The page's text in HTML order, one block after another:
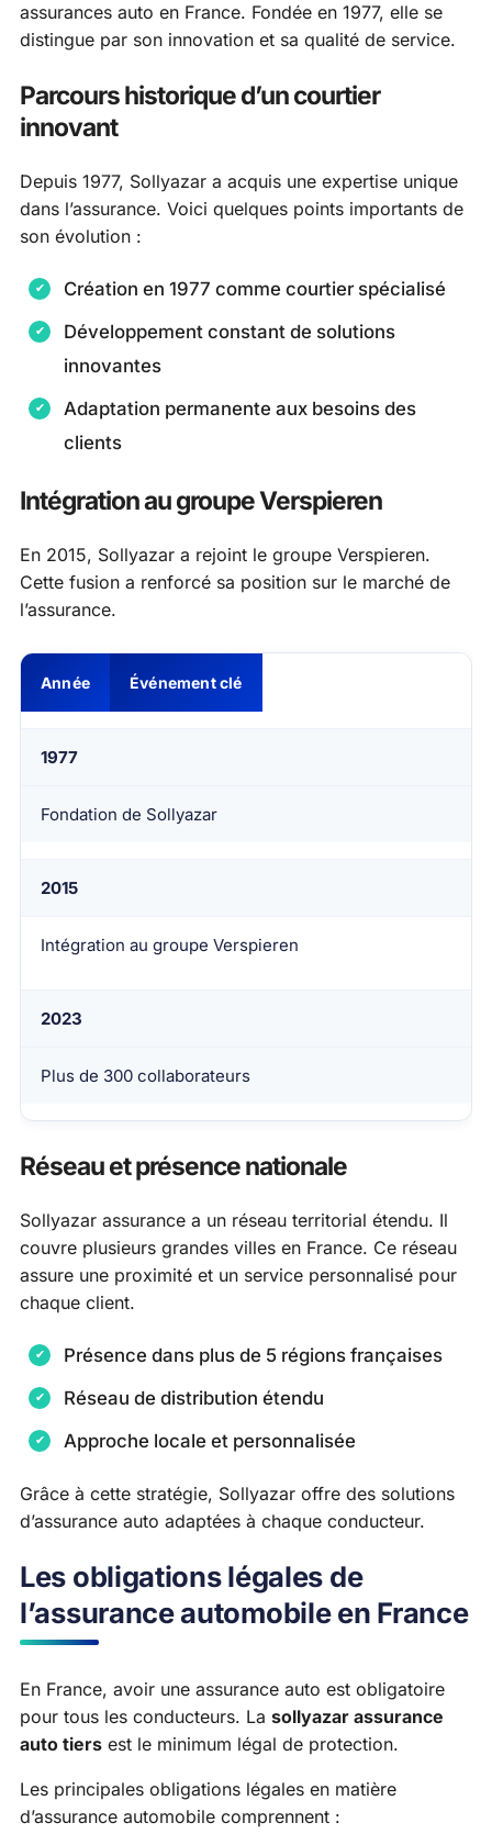
assurances auto en France. Fondée en 1977, elle se
distingue par son innovation et sa qualité de service.
Parcours historique d’un courtier
innovant
Depuis 1977, Sollyazar a acquis une expertise unique
dans l’assurance. Voici quelques points importants de
son évolution :
Création en 1977 comme courtier spécialisé
Développement constant de solutions
innovantes
Adaptation permanente aux besoins des
clients
Intégration au groupe Verspieren
En 2015, Sollyazar a rejoint le groupe Verspieren.
Cette fusion a renforcé sa position sur le marché de
l’assurance.
Année Événement clé
1977
Fondation de Sollyazar
2015
Intégration au groupe Verspieren
2023
Plus de 300 collaborateurs
Réseau et présence nationale
Sollyazar assurance a un réseau territorial étendu. Il
couvre plusieurs grandes villes en France. Ce réseau
assure une proximité et un service personnalisé pour
chaque client.
Présence dans plus de 5 régions françaises
Réseau de distribution étendu
Approche locale et personnalisée
Grâce à cette stratégie, Sollyazar offre des solutions
d’assurance auto adaptées à chaque conducteur.
Les obligations légales de
l’assurance automobile en France
En France, avoir une assurance auto est obligatoire
pour tous les conducteurs. La sollyazar assurance
auto tiers est le minimum légal de protection.
Les principales obligations légales en matière
d’assurance automobile comprennent :